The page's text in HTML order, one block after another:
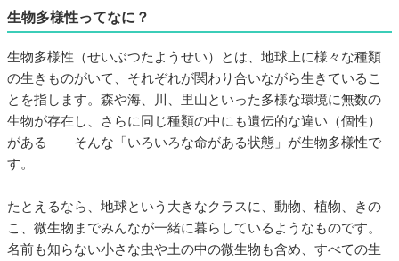
生物多様性ってなに？
生物多様性（せいぶつたようせい）とは、地球上に様々な種類
の生きものがいて、それぞれが関わり合いながら生きているこ
とを指します。森や海、川、里山といった多様な環境に無数の
生物が存在し、さらに同じ種類の中にも遺伝的な違い（個性）
がある――そんな「いろいろな命がある状態」が生物多様性で
す。
たとえるなら、地球という大きなクラスに、動物、植物、きの
こ、微生物までみんなが一緒に暮らしているようなものです。
名前も知らない小さな虫や土の中の微生物も含め、すべての生